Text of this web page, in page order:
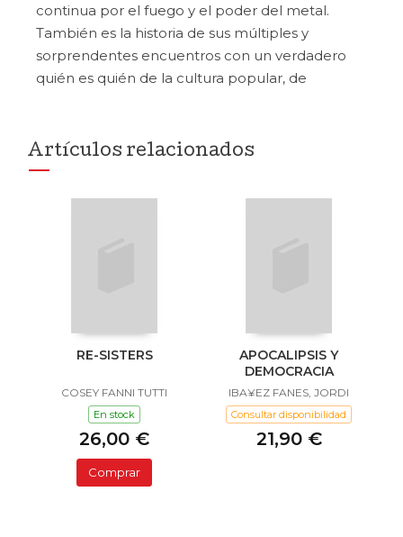
continua por el fuego y el poder del metal.
También es la historia de sus múltiples y
sorprendentes encuentros con un verdadero
quién es quién de la cultura popular, de
Artículos relacionados
RE-SISTERS
COSEY FANNI TUTTI
En stock
26,00 €
Comprar
APOCALIPSIS Y
DEMOCRACIA
IBA¥EZ FANES, JORDI
Consultar disponibilidad
21,90 €